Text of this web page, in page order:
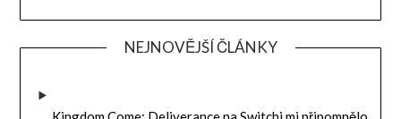
NEJNOVĚJŠÍ ČLÁNKY